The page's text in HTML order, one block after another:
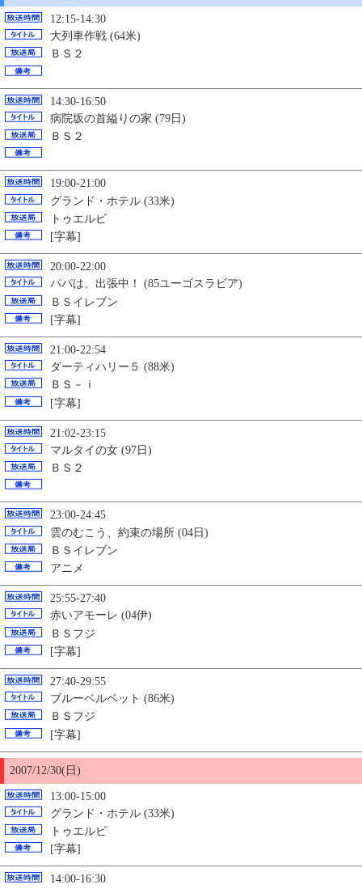
12:15-14:30
大列車作戦 (64米)
ＢＳ２
14:30-16:50
病院坂の首縊りの家 (79日)
ＢＳ２
19:00-21:00
グランド・ホテル (33米)
トゥエルビ
[字幕]
20:00-22:00
パパは、出張中！ (85ユーゴスラビア)
ＢＳイレブン
[字幕]
21:00-22:54
ダーティハリー５ (88米)
ＢＳ－ｉ
[字幕]
21:02-23:15
マルタイの女 (97日)
ＢＳ２
23:00-24:45
雲のむこう、約束の場所 (04日)
ＢＳイレブン
アニメ
25:55-27:40
赤いアモーレ (04伊)
ＢＳフジ
[字幕]
27:40-29:55
ブルーベルベット (86米)
ＢＳフジ
[字幕]
2007/12/30(日)
13:00-15:00
グランド・ホテル (33米)
トゥエルビ
[字幕]
14:00-16:30